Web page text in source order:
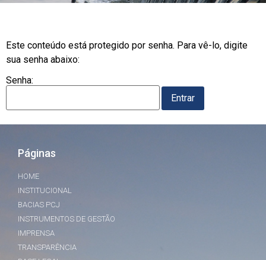
Este conteúdo está protegido por senha. Para vê-lo, digite
sua senha abaixo:
Senha:
Páginas
HOME
INSTITUCIONAL
BACIAS PCJ
INSTRUMENTOS DE GESTÃO
IMPRENSA
TRANSPARÊNCIA